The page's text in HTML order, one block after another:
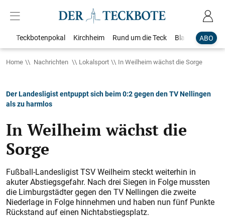
ABO
Teckbotenpokal Kirchheim Rund um die Teck Blaulicht
Home Nachrichten Lokalsport In Weilheim wächst die Sorge
Der Landesligist entpuppt sich beim 0:2 gegen den TV Nellingen
als zu harmlos
In Weilheim wächst die
Sorge
Fußball-Landesligist TSV Weilheim steckt weiterhin in
akuter Abstiegsgefahr. Nach drei Siegen in Folge mussten
die Limburgstädter gegen den TV Nellingen die zweite
Niederlage in Folge hinnehmen und haben nun fünf Punkte
Rückstand auf einen Nichtabstiegsplatz.